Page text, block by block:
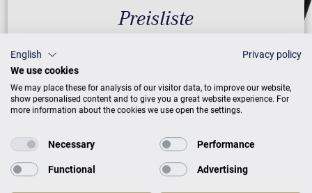
Preisliste
Weiß mit Messing 33.900 €
Nussbaum mit Messing 37.900 €
English
Privacy policy
We use cookies
We may place these for analysis of our visitor data, to improve our website,
show personalised content and to give you a great website experience. For
more information about the cookies we use open the settings.
Necessary Performance
Functional Advertising